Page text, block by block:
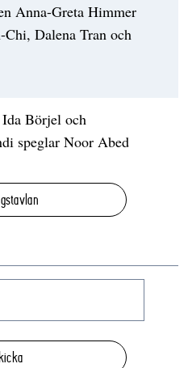
Anna-Greta Himmer
Dalena Tran och
Ida Börjel och
speglar Noor Abed